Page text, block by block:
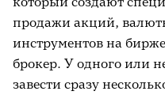
продажи акций,
инструментов на
брокер. У одного или
завести сразу